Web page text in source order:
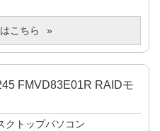
こちら
FMVD83E01R RAIDモ
クトップパソコン